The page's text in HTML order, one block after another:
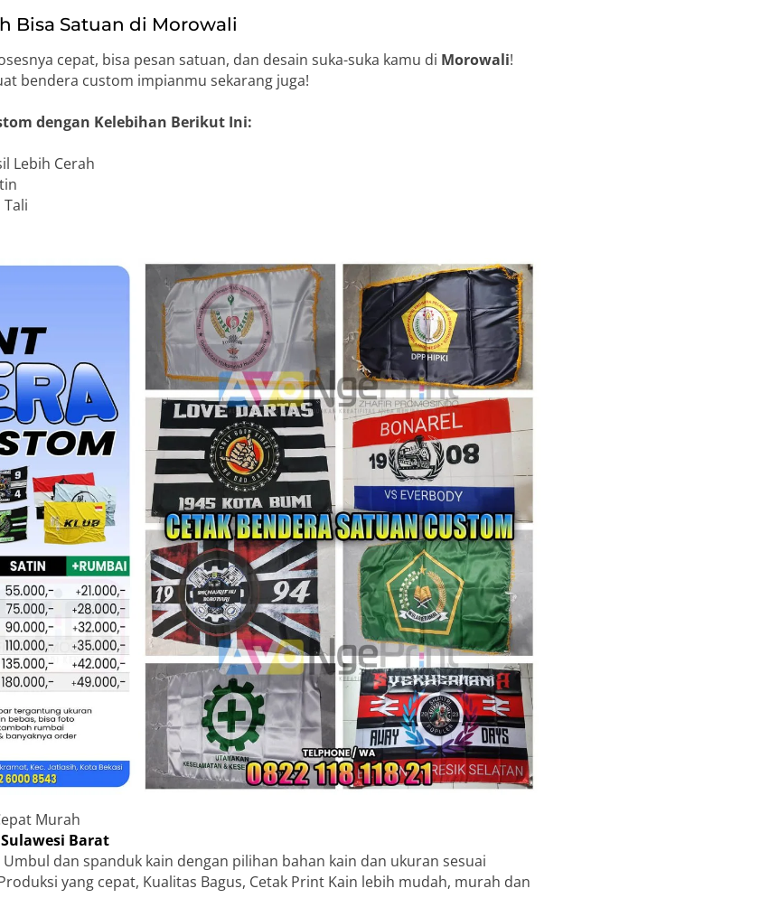
Bisa Satuan di Morowali
cepat, bisa pesan satuan, dan desain suka-suka kamu di Morowali!
bendera custom impianmu sekarang juga!
dengan Kelebihan Berikut Ini:
Lebih Cerah
Murah
Barat
dan spanduk kain dengan pilihan bahan kain dan ukuran sesuai
yang cepat, Kualitas Bagus, Cetak Print Kain lebih mudah, murah dan